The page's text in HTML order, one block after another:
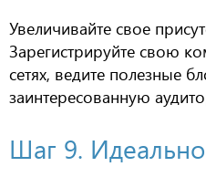
Увеличивайте свое
Зарегистрируйте свою
сетях, ведите полезные
заинтересованную
Шаг 9.